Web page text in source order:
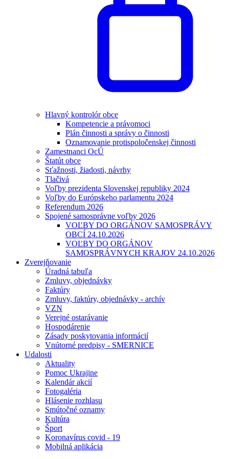
Hlavný kontrolór obce
Kompetencie a právomoci
Plán činnosti a správy o činnosti
Oznamovanie protispoločenskej činnosti
Zamestnanci OcÚ
Štatút obce
Sťažnosti, žiadosti, návrhy
Tlačivá
Voľby prezidenta Slovenskej republiky 2024
Voľby do Európskeho parlamentu 2024
Referendum 2026
Spojené samosprávne voľby 2026
VOĽBY DO ORGÁNOV SAMOSPRÁVY
OBCÍ 24.10.2026
VOĽBY DO ORGÁNOV
SAMOSPRÁVNYCH KRAJOV 24.10.2026
Zverejňovanie
Úradná tabuľa
Zmluvy, objednávky
Faktúry
Zmluvy, faktúry, objednávky - archív
VZN
Verejné ostarávanie
Hospodárenie
Zásady poskytovania informácií
Vnútorné predpisy - SMERNICE
Udalosti
Aktuality
Pomoc Ukrajine
Kalendár akcií
Fotogaléria
Hlásenie rozhlasu
Smútočné oznamy
Kultúra
Šport
Koronavírus covid - 19
Mobilná aplikácia